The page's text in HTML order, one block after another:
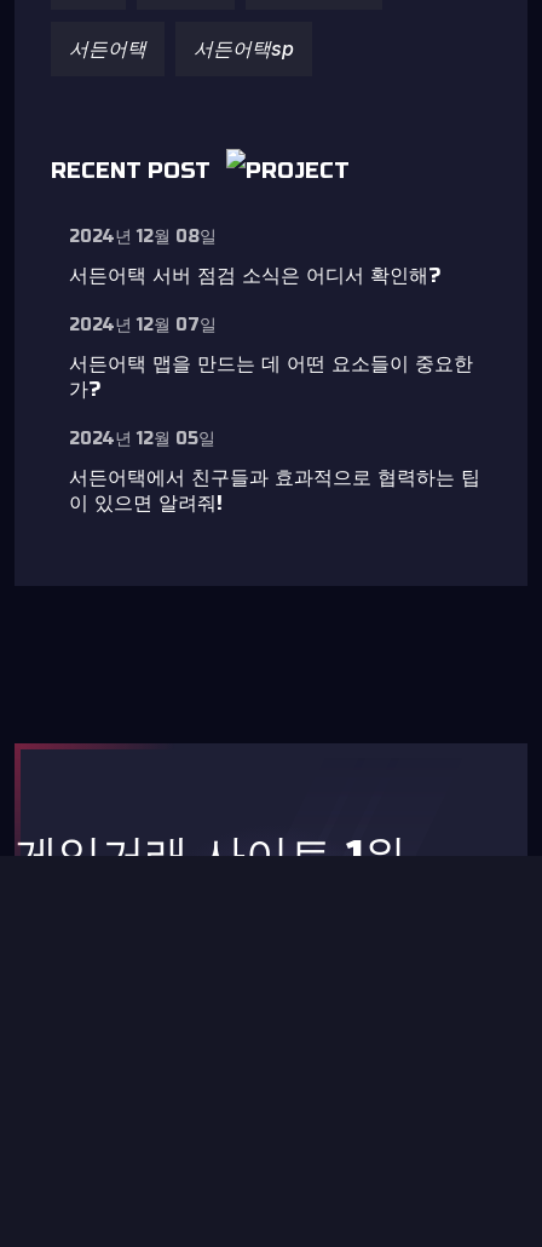
서든어택 서든어택sp
RECENT POST
2024년 12월 08일
서든어택 서버 점검 소식은 어디서 확인해?
2024년 12월 07일
서든어택 맵을 만드는 데 어떤 요소들이 중요한
가?
2024년 12월 05일
서든어택에서 친구들과 효과적으로 협력하는 팁
이 있으면 알려줘!
게임거래 사이트 1위